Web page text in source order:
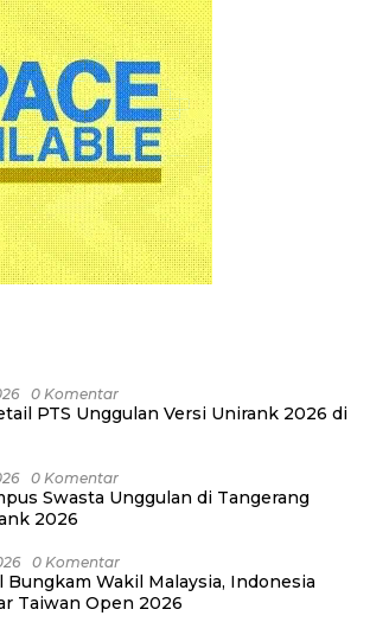
0 Komentar
PTS Unggulan Versi Unirank 2026 di
0 Komentar
Swasta Unggulan di Tangerang
2026
0 Komentar
Bungkam Wakil Malaysia, Indonesia
Taiwan Open 2026